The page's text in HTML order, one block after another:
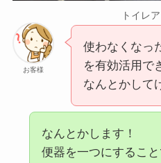
トイレ
お客様
使わなくなっ
を有効活用で
なんとかして
なんとかします！
便器を一つにするこ